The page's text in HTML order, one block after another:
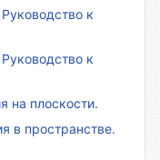
к
к
на плоскости.
в пространстве.